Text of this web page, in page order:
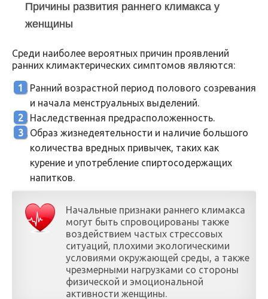
Причины развития раннего климакса у
женщины
Среди наиболее вероятных причин проявлений
ранних климактерических симптомов являются:
Ранний возрастной период полового созревания
и начала менструальных выделений.
Наследственная предрасположенность.
Образ жизнедеятельности и наличие большого
количества вредных привычек, таких как
курение и употребление спиртосодержащих
напитков.
Начальные признаки раннего климакса
могут быть спровоцированы также
воздействием частых стрессовых
ситуаций, плохими экологическими
условиями окружающей среды, а также
чрезмерными нагрузками со стороны
физической и эмоциональной
активности женщины.